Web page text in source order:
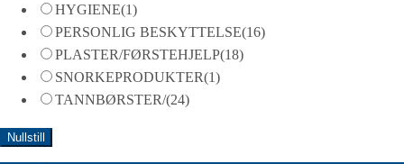
HYGIENE(1)
PERSONLIG BESKYTTELSE(16)
PLASTER/FØRSTEHJELP(18)
SNORKEPRODUKTER(1)
TANNBØRSTER/(24)
Nullstill